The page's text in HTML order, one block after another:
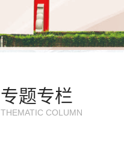
专题专栏
THEMATIC COLUMN